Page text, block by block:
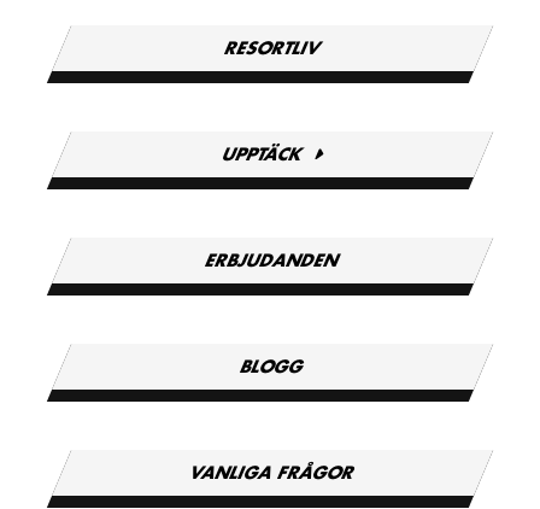
RESORTLIV
UPPTÄCK
ERBJUDANDEN
BLOGG
VANLIGA FRÅGOR